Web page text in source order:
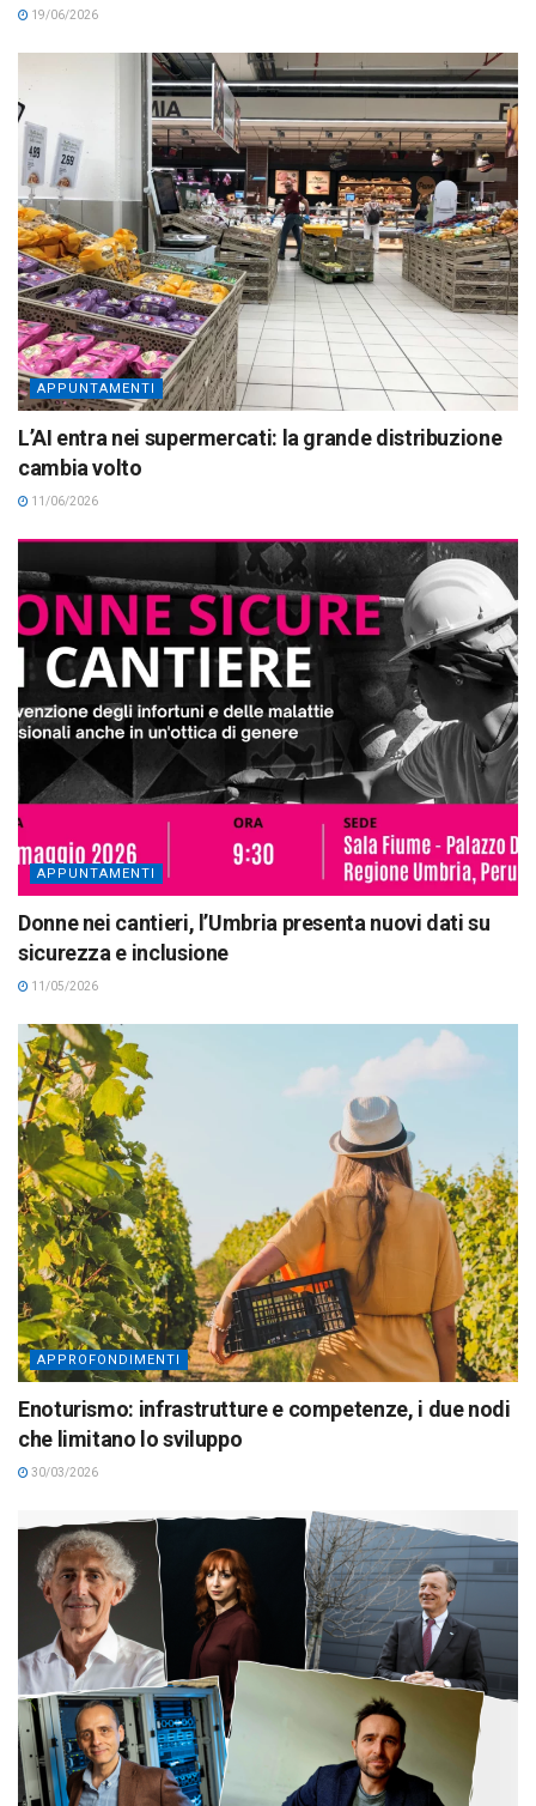
19/06/2026
APPUNTAMENTI
L’AI entra nei supermercati: la grande distribuzione
cambia volto
11/06/2026
APPUNTAMENTI
Donne nei cantieri, l’Umbria presenta nuovi dati su
sicurezza e inclusione
11/05/2026
APPROFONDIMENTI
Enoturismo: infrastrutture e competenze, i due nodi
che limitano lo sviluppo
30/03/2026